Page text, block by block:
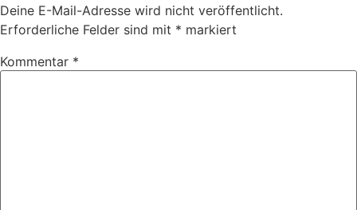
Deine E-Mail-Adresse wird nicht veröffentlicht.
Erforderliche Felder sind mit * markiert
Kommentar *